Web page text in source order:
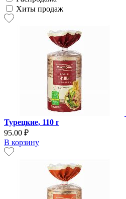
Хиты продаж
Турецкие, 110 г
95.00 ₽
В корзину